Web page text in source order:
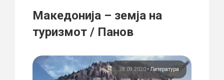
Македонија – земја на
туризмот / Панов
28.09.2020 • Литература